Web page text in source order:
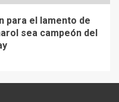
para el lamento de
sea campeón del